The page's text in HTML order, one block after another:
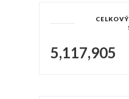
5,117,905